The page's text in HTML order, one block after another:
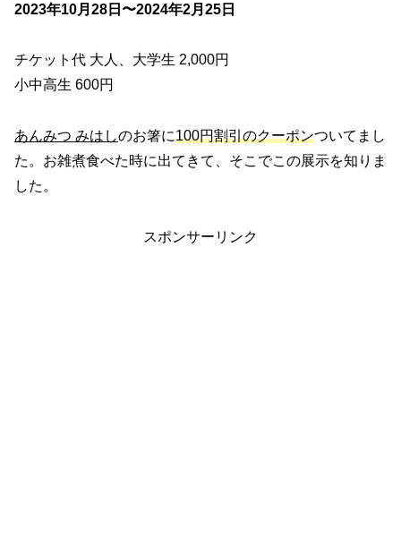
2023年10月28日〜2024年2月25日
チケット代 大人、大学生 2,000円
小中高生 600円
あんみつ みはしのお箸に100円割引のクーポンついてまし
た。お雑煮食べた時に出てきて、そこでこの展示を知りま
した。
スポンサーリンク